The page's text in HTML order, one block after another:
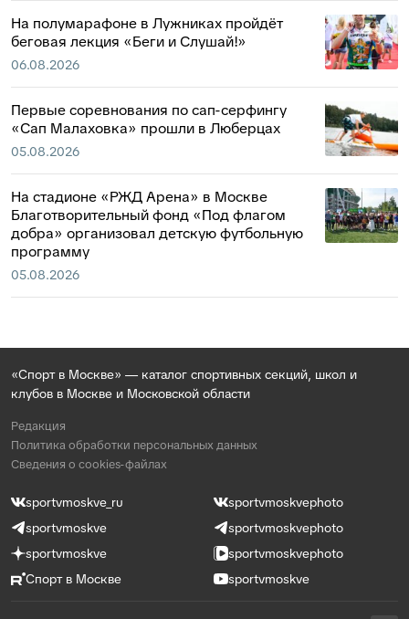
На полумарафоне в Лужниках пройдёт
беговая лекция «Беги и Слушай!»
06.08.2026
Первые соревнования по сап-серфингу
«Сап Малаховка» прошли в Люберцах
05.08.2026
На стадионе «РЖД Арена» в Москве
Благотворительный фонд «Под флагом
добра» организовал детскую футбольную
программу
05.08.2026
«Спорт в Москве» — каталог спортивных секций, школ и
клубов в Москве и Московской области
Редакция
Политика обработки персональных данных
Сведения о cookies-файлах
sportvmoskve_ru
sportvmoskvephoto
sportvmoskve
sportvmoskvephoto
sportvmoskve
sportvmoskvephoto
Спорт в Москве
sportvmoskve